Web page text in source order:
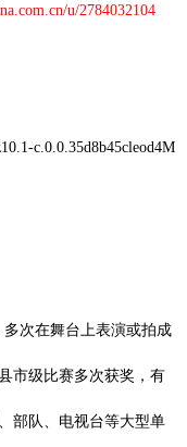
u/2784032104
c.0.0.35d8b45cleod4M
次在舞台上表演或拍成
市级比赛多次获奖，有
部队、电视台等大型单